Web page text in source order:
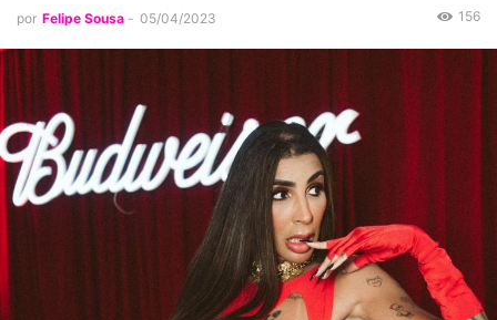
por Felipe Sousa - 05/04/2023 156